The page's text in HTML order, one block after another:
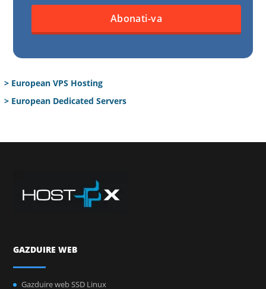
> European VPS Hosting
> European Dedicated Servers
GAZDUIRE WEB
Gazduire web SSD Linux